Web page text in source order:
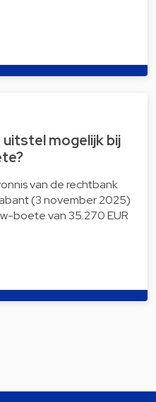
mogelijk bij
van de rechtbank
(3 november 2025)
boete van 35.270 EUR